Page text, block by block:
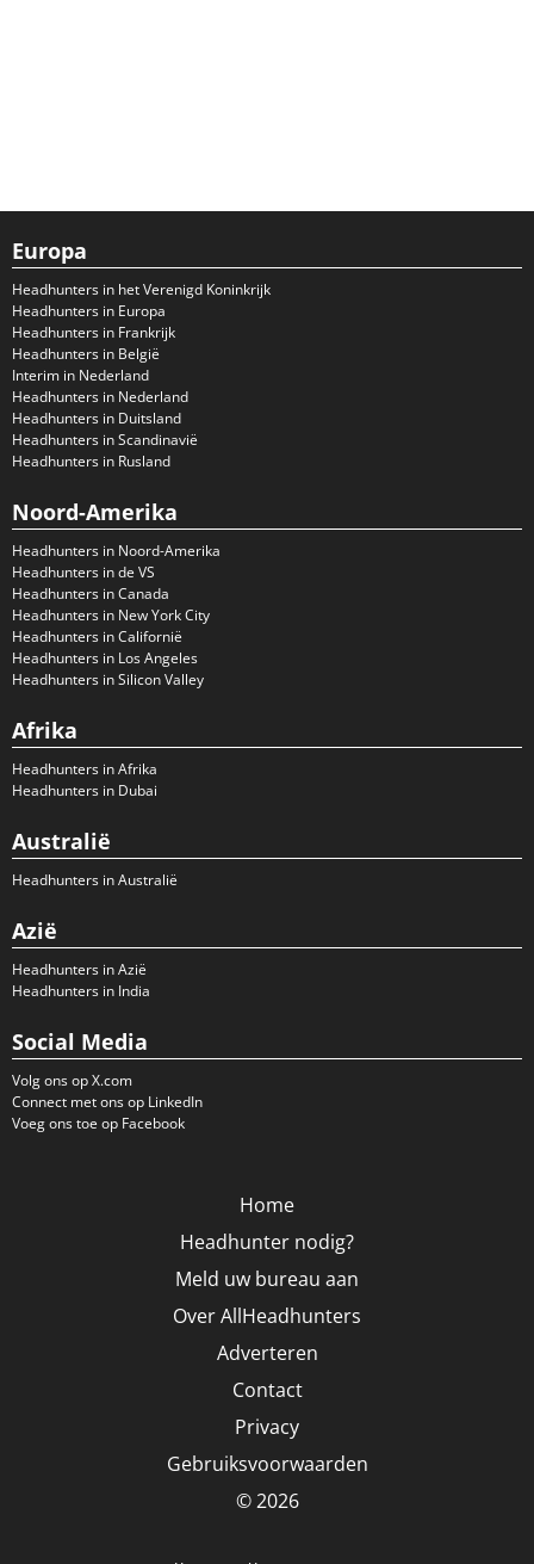
Europa
Headhunters in het Verenigd Koninkrijk
Headhunters in Europa
Headhunters in Frankrijk
Headhunters in België
Interim in Nederland
Headhunters in Nederland
Headhunters in Duitsland
Headhunters in Scandinavië
Headhunters in Rusland
Noord-Amerika
Headhunters in Noord-Amerika
Headhunters in de VS
Headhunters in Canada
Headhunters in New York City
Headhunters in Californië
Headhunters in Los Angeles
Headhunters in Silicon Valley
Afrika
Headhunters in Afrika
Headhunters in Dubai
Australië
Headhunters in Australië
Azië
Headhunters in Azië
Headhunters in India
Social Media
Volg ons op X.com
Connect met ons op LinkedIn
Voeg ons toe op Facebook
Home
Headhunter nodig?
Meld uw bureau aan
Over AllHeadhunters
Adverteren
Contact
Privacy
Gebruiksvoorwaarden
© 2026